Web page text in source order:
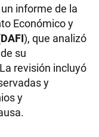
informe de la
Económico y
DAFI), que analizó
su
revisión incluyó
y
y